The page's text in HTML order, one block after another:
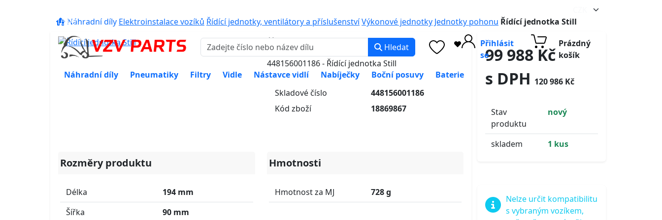
16:00
Hledat
Přihlásit
se
Prázdný
košík
Náhradní díly
Pneumatiky Filtry Vidle Nástavce vidlí Nabíječky Boční posuvy Baterie
Náhradní díly Elektroinstalace vozíků Řídící jednotky, ventilátory a příslušenstvíVýkonové jednotky Jednotky pohonu Řídící jednotka Still
Řídící jednotka Still
448156001186 - Řídící jednotka Still
Skladové číslo
448156001186
Kód zboží
18869867
Rozměry produktu
Délka
194 mm
Šířka
90 mm
Hmotnosti
Hmotnost za MJ 728 g
99 988 Kč
s DPH 120 986 Kč
Stav
produktu
nový
skladem 1 kus
Nelze určit kompatibilitu
s vybraným vozíkem,